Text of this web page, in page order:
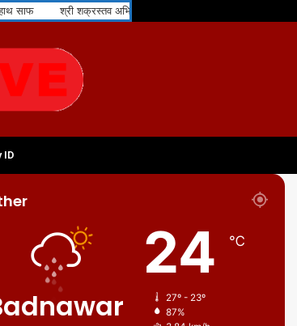
एवं शांति धारा का भव्य आयोजन श्रद्धा एवं भक्तिभाव के साथ सम्पन्न
ID
24 ℃
27º - 23º
87%